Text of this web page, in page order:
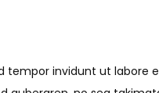
invidunt ut labore